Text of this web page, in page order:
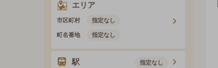
エリア
市区町村 指定なし
町名番地 指定なし
駅 指定なし